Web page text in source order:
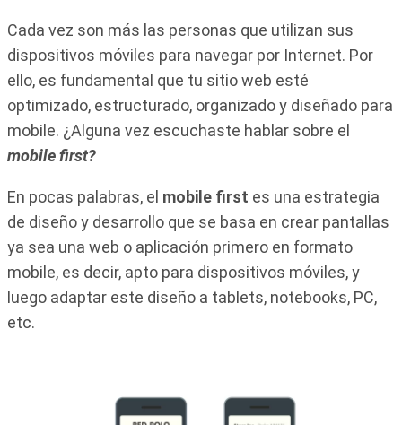
Cada vez son más las personas que utilizan sus
dispositivos móviles para navegar por Internet. Por
ello, es fundamental que tu sitio web esté
optimizado, estructurado, organizado y diseñado para
mobile. ¿Alguna vez escuchaste hablar sobre el
mobile first?
En pocas palabras, el mobile first es una estrategia
de diseño y desarrollo que se basa en crear pantallas
ya sea una web o aplicación primero en formato
mobile, es decir, apto para dispositivos móviles, y
luego adaptar este diseño a tablets, notebooks, PC,
etc.